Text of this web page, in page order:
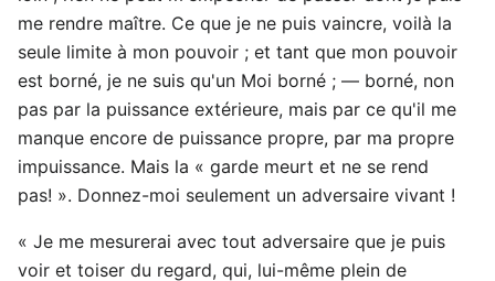
me rendre maître. Ce que je ne puis vaincre, voilà la
seule limite à mon pouvoir ; et tant que mon pouvoir
est borné, je ne suis qu'un Moi borné ; — borné, non
pas par la puissance extérieure, mais par ce qu'il me
manque encore de puissance propre, par ma propre
impuissance. Mais la « garde meurt et ne se rend
pas! ». Donnez-moi seulement un adversaire vivant !
« Je me mesurerai avec tout adversaire que je puis
voir et toiser du regard, qui, lui-même plein de